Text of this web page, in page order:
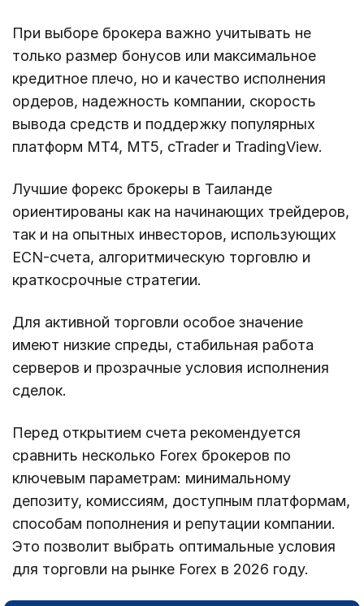
При выборе брокера важно учитывать не
только размер бонусов или максимальное
кредитное плечо, но и качество исполнения
ордеров, надежность компании, скорость
вывода средств и поддержку популярных
платформ MT4, MT5, cTrader и TradingView.
Лучшие форекс брокеры в Таиланде
ориентированы как на начинающих трейдеров,
так и на опытных инвесторов, использующих
ECN-счета, алгоритмическую торговлю и
краткосрочные стратегии.
Для активной торговли особое значение
имеют низкие спреды, стабильная работа
серверов и прозрачные условия исполнения
сделок.
Перед открытием счета рекомендуется
сравнить несколько Forex брокеров по
ключевым параметрам: минимальному
депозиту, комиссиям, доступным платформам,
способам пополнения и репутации компании.
Это позволит выбрать оптимальные условия
для торговли на рынке Forex в 2026 году.